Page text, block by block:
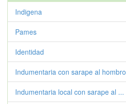
Indigena
Pames
Identidad
Indumentaria con sarape al hombro
Indumentaria local con sarape al ...